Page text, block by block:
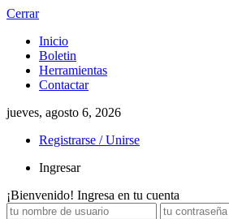
Cerrar
Inicio
Boletin
Herramientas
Contactar
jueves, agosto 6, 2026
Registrarse / Unirse
Ingresar
¡Bienvenido! Ingresa en tu cuenta